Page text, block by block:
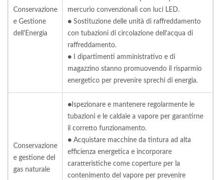
Conservazione
e Gestione
dell'Energia
mercurio convenzionali con luci LED.
● Sostituzione delle unità di raffreddamento
con tubazioni di circolazione dell'acqua di
raffreddamento.
● I dipartimenti amministrativo e di
magazzino stanno promuovendo il risparmio
energetico per prevenire sprechi di energia.
Conservazione
e gestione del
gas naturale
●Ispezionare e mantenere regolarmente le
tubazioni e le caldaie a vapore per garantirne
il corretto funzionamento.
● Acquistare macchine da tintura ad alta
efficienza energetica e incorporare
caratteristiche come coperture per la
contenimento del vapore per prevenire